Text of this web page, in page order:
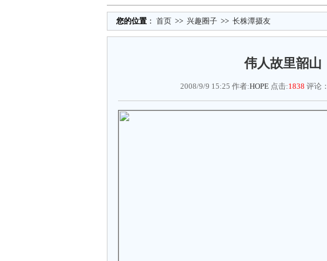
您的位置 ： 首页 >> 兴趣圈子 >> 长株潭摄友
伟人故里韶山
2008/9/9 15:25 作者:HOPE点击:1838 评论：